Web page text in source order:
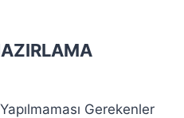
Gerekenler